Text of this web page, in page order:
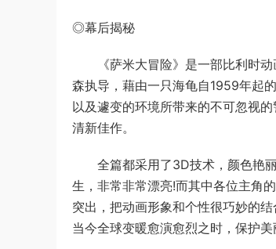
◎幕后揭秘
《萨米大冒险》是一部比利时动
森执导，藉由一只海龟自1959年起
以及遽变的环境所带来的不可忽视
清新佳作。
全篇都采用了3D技术，颜色艳丽
生，非常非常漂亮!而其中各位主角
突出，把动画形象和个性很巧妙的
当今全球变暖愈演愈烈之时，保护